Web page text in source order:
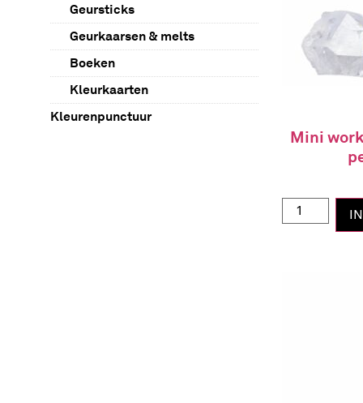
Geursticks
Geurkaarsen & melts
Boeken
Kleurkaarten
Kleurenpunctuur
Mini